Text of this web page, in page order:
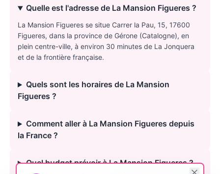
Quelle est l'adresse de La Mansion Figueres ?
La Mansion Figueres se situe Carrer la Pau, 15, 17600
Figueres, dans la province de Gérone (Catalogne), en
plein centre-ville, à environ 30 minutes de La Jonquera
et de la frontière française.
Quels sont les horaires de La Mansion
Figueres ?
Comment aller à La Mansion Figueres depuis
la France ?
Quel budget prévoir à La Mansion Figueres ?